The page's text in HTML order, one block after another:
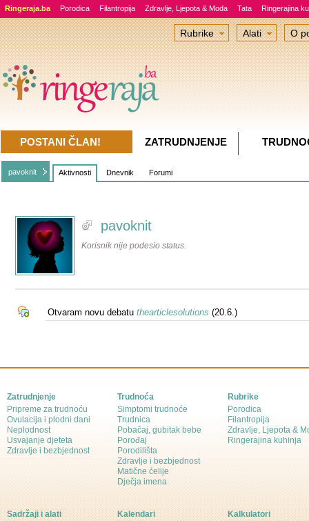
Ringeraja.ba Porodica Filantropija Zdravlje, Ljepota & Moda Tata Ringerajina
pavoknit Aktivnosti Dnevnik Forumi
pavoknit
Korisnik nije podesio status.
Otvaram novu debatu thearticlesolutions (20.6.)
Rubrike Alati O
POSTANI ČLAN! ZATRUDNJENJE
Zatrudnjenje
Pripreme za trudnoću
Ovulacija i plodni dani
Neplodnost
Usvajanje djeteta
Zdravlje i bezbjednost
Trudnoća
Simptomi trudnoće
Trudnica
Pobačaj, gubitak bebe
Porođaj
Porodilišta
Zdravlje i bezbjednost
Matične ćelije
Dječja imena
Rubrike
Porodica
Filantropija
Zdravlje, Ljepota &
Ringerajina kuhinja
Sadržaji i alati
Kalendari
Kalkulatori